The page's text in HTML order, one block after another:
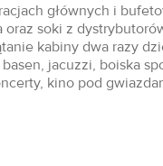
głównych i
soki z
kabiny dwa razy
jacuzzi, boiska
kino pod